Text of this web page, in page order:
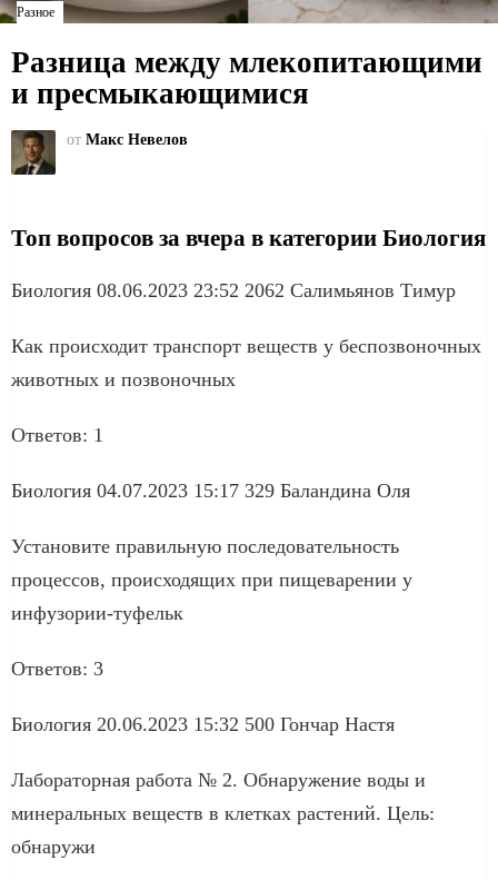
Разное
Разница между млекопитающими
и пресмыкающимися
от Макс Невелов
Топ вопросов за вчера в категории Биология
Биология 08.06.2023 23:52 2062 Салимьянов Тимур
Как происходит транспорт веществ у беспозвоночных
животных и позвоночных ​
Ответов: 1
Биология 04.07.2023 15:17 329 Баландина Оля
Установите правильную последовательность
процессов, происходящих при пищеварении у
инфузории-туфельк
Ответов: 3
Биология 20.06.2023 15:32 500 Гончар Настя
Лабораторная работа № 2. Обнаружение воды и
минеральных веществ в клетках растений. Цель:
обнаружи